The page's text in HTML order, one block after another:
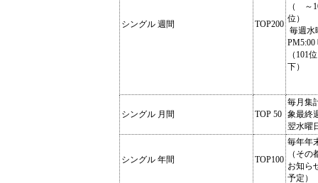
シングル 週間 TOP200
（ ～
位）
毎週
PM5:00
（101
下）
シングル 月間 TOP 50
毎月集
象最終
翌水曜
シングル 年間 TOP100
毎年年
（その
お知ら
予定）